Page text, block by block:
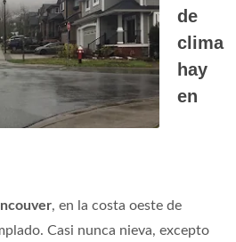
de
clima
hay
en
, en la costa oeste de
Casi nunca nieva, excepto